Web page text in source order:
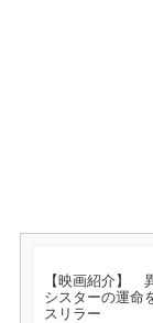
【映画紹介
シスターの運命
スリラー